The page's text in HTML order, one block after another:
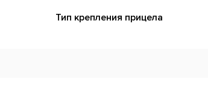
Тип крепления прицела